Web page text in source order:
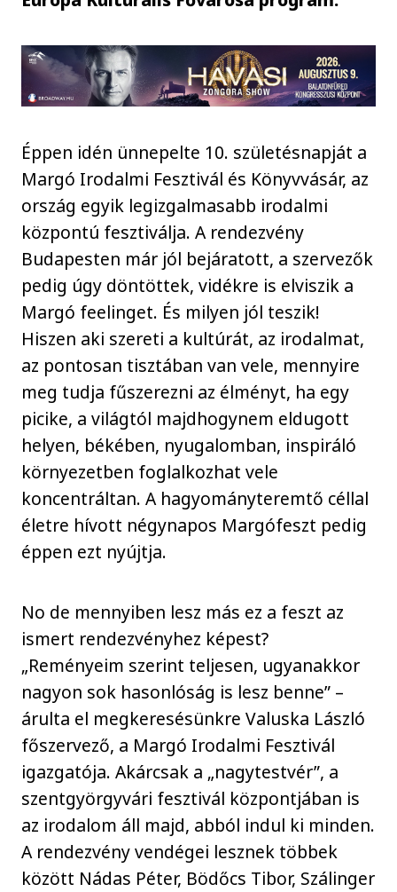
Éppen idén ünnepelte 10. születésnapját a
Margó Irodalmi Fesztivál és Könyvvásár, az
ország egyik legizgalmasabb irodalmi
központú fesztiválja. A rendezvény
Budapesten már jól bejáratott, a szervezők
pedig úgy döntöttek, vidékre is elviszik a
Margó feelinget. És milyen jól teszik!
Hiszen aki szereti a kultúrát, az irodalmat,
az pontosan tisztában van vele, mennyire
meg tudja fűszerezni az élményt, ha egy
picike, a világtól majdhogynem eldugott
helyen, békében, nyugalomban, inspiráló
környezetben foglalkozhat vele
koncentráltan. A hagyományteremtő céllal
életre hívott négynapos Margófeszt pedig
éppen ezt nyújtja.
No de mennyiben lesz más ez a feszt az
ismert rendezvényhez képest?
„Reményeim szerint teljesen, ugyanakkor
nagyon sok hasonlóság is lesz benne” –
árulta el megkeresésünkre Valuska László
főszervező, a Margó Irodalmi Fesztivál
igazgatója. Akárcsak a „nagytestvér”, a
szentgyörgyvári fesztivál központjában is
az irodalom áll majd, abból indul ki minden.
A rendezvény vendégei lesznek többek
között Nádas Péter, Bödőcs Tibor, Szálinger